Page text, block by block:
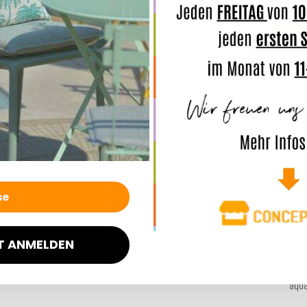
ANMELDEN